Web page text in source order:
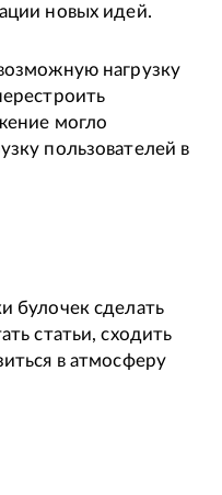
новых идей.
нагрузку
могло
пользователей в
булочек сделать
статьи, сходить
в атмосферу